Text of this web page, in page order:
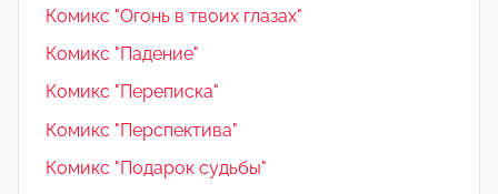
Комикс "Огонь в твоих глазах"
Комикс "Падение"
Комикс "Переписка"
Комикс "Перспектива"
Комикс "Подарок судьбы"